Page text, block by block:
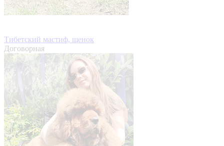
Тибетский мастиф, щенок
Договорная